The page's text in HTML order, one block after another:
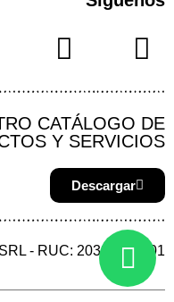
CATÁLOGO DE
Y SERVICIOS
Descargar
- RUC: 20387144901